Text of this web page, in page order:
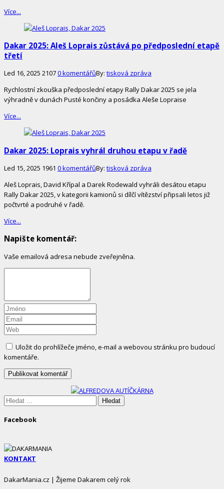
Více...
Dakar 2025: Aleš Loprais zůstává po předposlední etapě
třetí
Led 16, 2025 21070 komentářůBy: tisková zpráva
Rychlostní zkouška předposlední etapy Rally Dakar 2025 se jela
výhradně v dunách Pusté končiny a posádka Aleše Lopraise
Více...
Dakar 2025: Loprais vyhrál druhou etapu v řadě
Led 15, 2025 1961 0 komentářůBy: tisková zpráva
Aleš Loprais, David Křípal a Darek Rodewald vyhráli desátou etapu
Rally Dakar 2025, v kategorii kamionů si dílčí vítězství připsali letos již
počtvrté a podruhé v řadě.
Více...
Napište komentář:
Vaše emailová adresa nebude zveřejněna.
Uložit do prohlížeče jméno, e-mail a webovou stránku pro budoucí
komentáře.
Sidebar
Hledáte:
Facebook
KONTAKT
DakarMania.cz | Žijeme Dakarem celý rok